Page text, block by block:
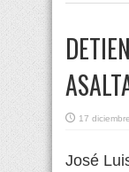
17
José